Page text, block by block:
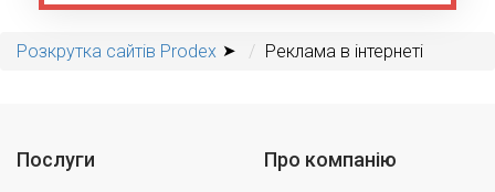
Розкрутка сайтів Prodex Реклама в інтернеті
Послуги Про компанію